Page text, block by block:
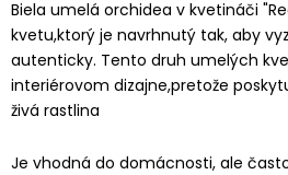
Biela umelá orchidea v kvetináči
kvetu,ktorý je navrhnutý tak, aby
autenticky. Tento druh umelých
interiérovom dizajne,pretože
živá rastlina
Je vhodná do domácnosti, ale